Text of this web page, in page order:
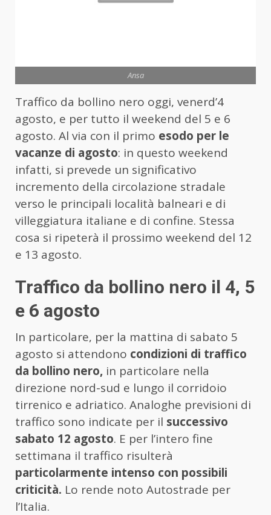
Ansa
Traffico da bollino nero oggi, venerd’4
agosto, e per tutto il weekend del 5 e 6
agosto. Al via con il primo esodo per le
vacanze di agosto: in questo weekend
infatti, si prevede un significativo
incremento della circolazione stradale
verso le principali località balneari e di
villeggiatura italiane e di confine. Stessa
cosa si ripeterà il prossimo weekend del 12
e 13 agosto.
Traffico da bollino nero il 4, 5
e 6 agosto
In particolare, per la mattina di sabato 5
agosto si attendono condizioni di traffico
da bollino nero, in particolare nella
direzione nord-sud e lungo il corridoio
tirrenico e adriatico. Analoghe previsioni di
traffico sono indicate per il successivo
sabato 12 agosto. E per l’intero fine
settimana il traffico risulterà
particolarmente intenso con possibili
criticità. Lo rende noto Autostrade per
l’Italia.